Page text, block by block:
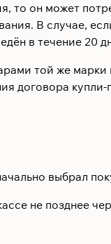
то он может
В случае,
в течение 20
той же
договора
выбрал
не позднее